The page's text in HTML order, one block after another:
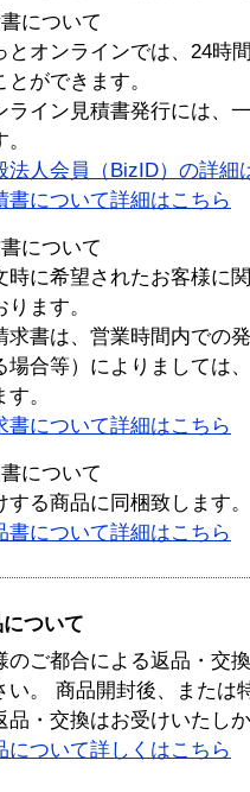
について
とオンラインでは、24時
とができます。
イン見積書発行には、
法人会員（BizID）の詳細
書について詳細はこちら
について
時に希望されたお客様に
ります。
求書は、営業時間内での
場合等）によりましては
。
書について詳細はこちら
について
する商品に同梱致します。
書について詳細はこちら
ついて
のご都合による返品・交
い。 商品開封後、または
品・交換はお受けいたし
について詳しくはこちら